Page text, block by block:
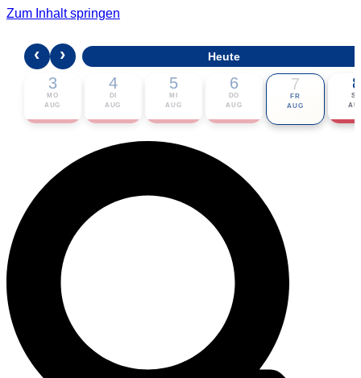
Zum Inhalt springen
🎟 Karten bestellen
‹ › Heute
3
MO
AUG
4
DI
AUG
5
MI
AUG
6
DO
AUG
7
FR
AUG
8
SA